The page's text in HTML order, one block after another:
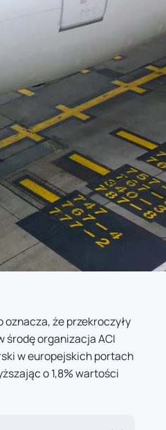
oznacza, że przekroczyły
środę organizacja ACI
w europejskich portach
o 1,8% wartości